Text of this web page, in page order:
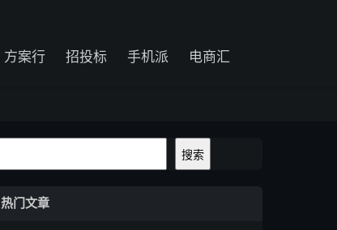
方案行 招投标 手机派 电商汇
搜索
热门文章